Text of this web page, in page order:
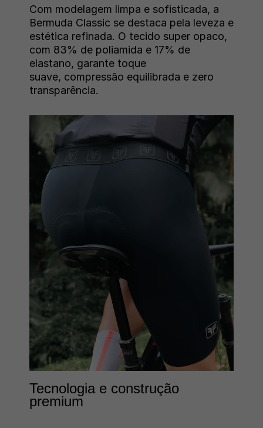
Com modelagem limpa e sofisticada, a
Bermuda Classic se destaca pela leveza e
estética refinada. O tecido super opaco,
com 83% de poliamida e 17% de
elastano, garante toque
suave, compressão equilibrada e zero
transparência.
Tecnologia e construção
premium